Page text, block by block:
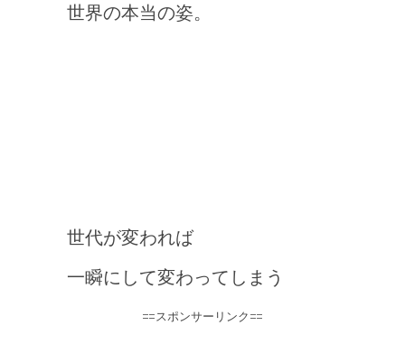
世界の本当の姿。
世代が変われば
一瞬にして変わってしまう
==スポンサーリンク==